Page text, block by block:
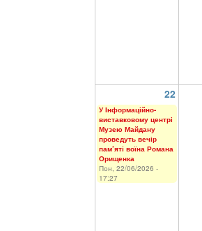
22
У Інформаційно-
виставковому центрі
Музею Майдану
проведуть вечір
пам’яті воїна Романа
Орищенка
Пон, 22/06/2026 -
17:27